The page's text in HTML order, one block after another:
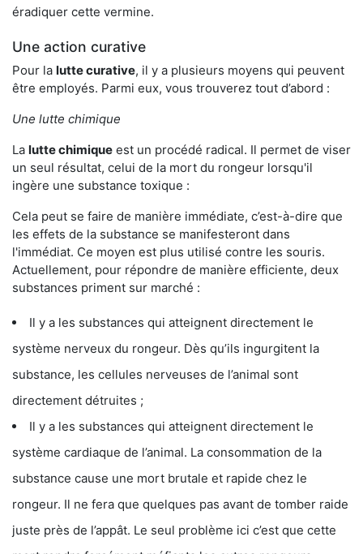
éradiquer cette vermine.
Une action curative
Pour la lutte curative, il y a plusieurs moyens qui peuvent
être employés. Parmi eux, vous trouverez tout d’abord :
Une lutte chimique
La lutte chimique est un procédé radical. Il permet de viser
un seul résultat, celui de la mort du rongeur lorsqu'il
ingère une substance toxique :
Cela peut se faire de manière immédiate, c’est-à-dire que
les effets de la substance se manifesteront dans
l'immédiat. Ce moyen est plus utilisé contre les souris.
Actuellement, pour répondre de manière efficiente, deux
substances priment sur marché :
Il y a les substances qui atteignent directement le
système nerveux du rongeur. Dès qu’ils ingurgitent la
substance, les cellules nerveuses de l’animal sont
directement détruites ;
Il y a les substances qui atteignent directement le
système cardiaque de l’animal. La consommation de la
substance cause une mort brutale et rapide chez le
rongeur. Il ne fera que quelques pas avant de tomber raide
juste près de l’appât. Le seul problème ici c’est que cette